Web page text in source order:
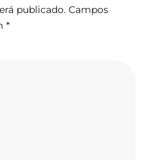
publicado. Campos
*